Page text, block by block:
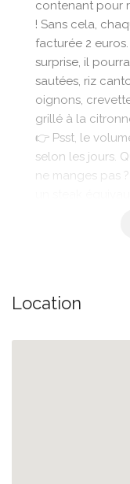
contenant pour
! Sans cela,
facturée 2
surprise, il
sautées, riz
oignons,
grillé à la
👉 Psst, le
selon les jours.
ne manges pas
♻️ Pense à
! Sans cela,
facturée 2
selon les jours.
Location